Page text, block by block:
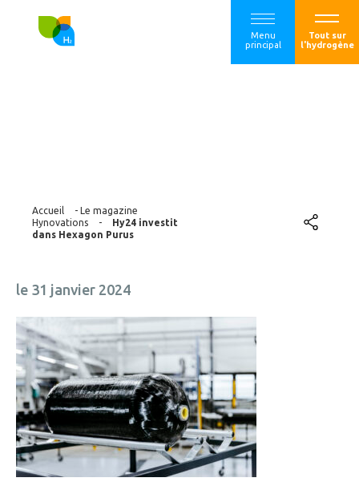
Menu
principal
Tout sur
l'hydrogène
Accueil - Le magazine
Hynovations
-
Hy24 investit
dans Hexagon Purus
le 31 janvier 2024